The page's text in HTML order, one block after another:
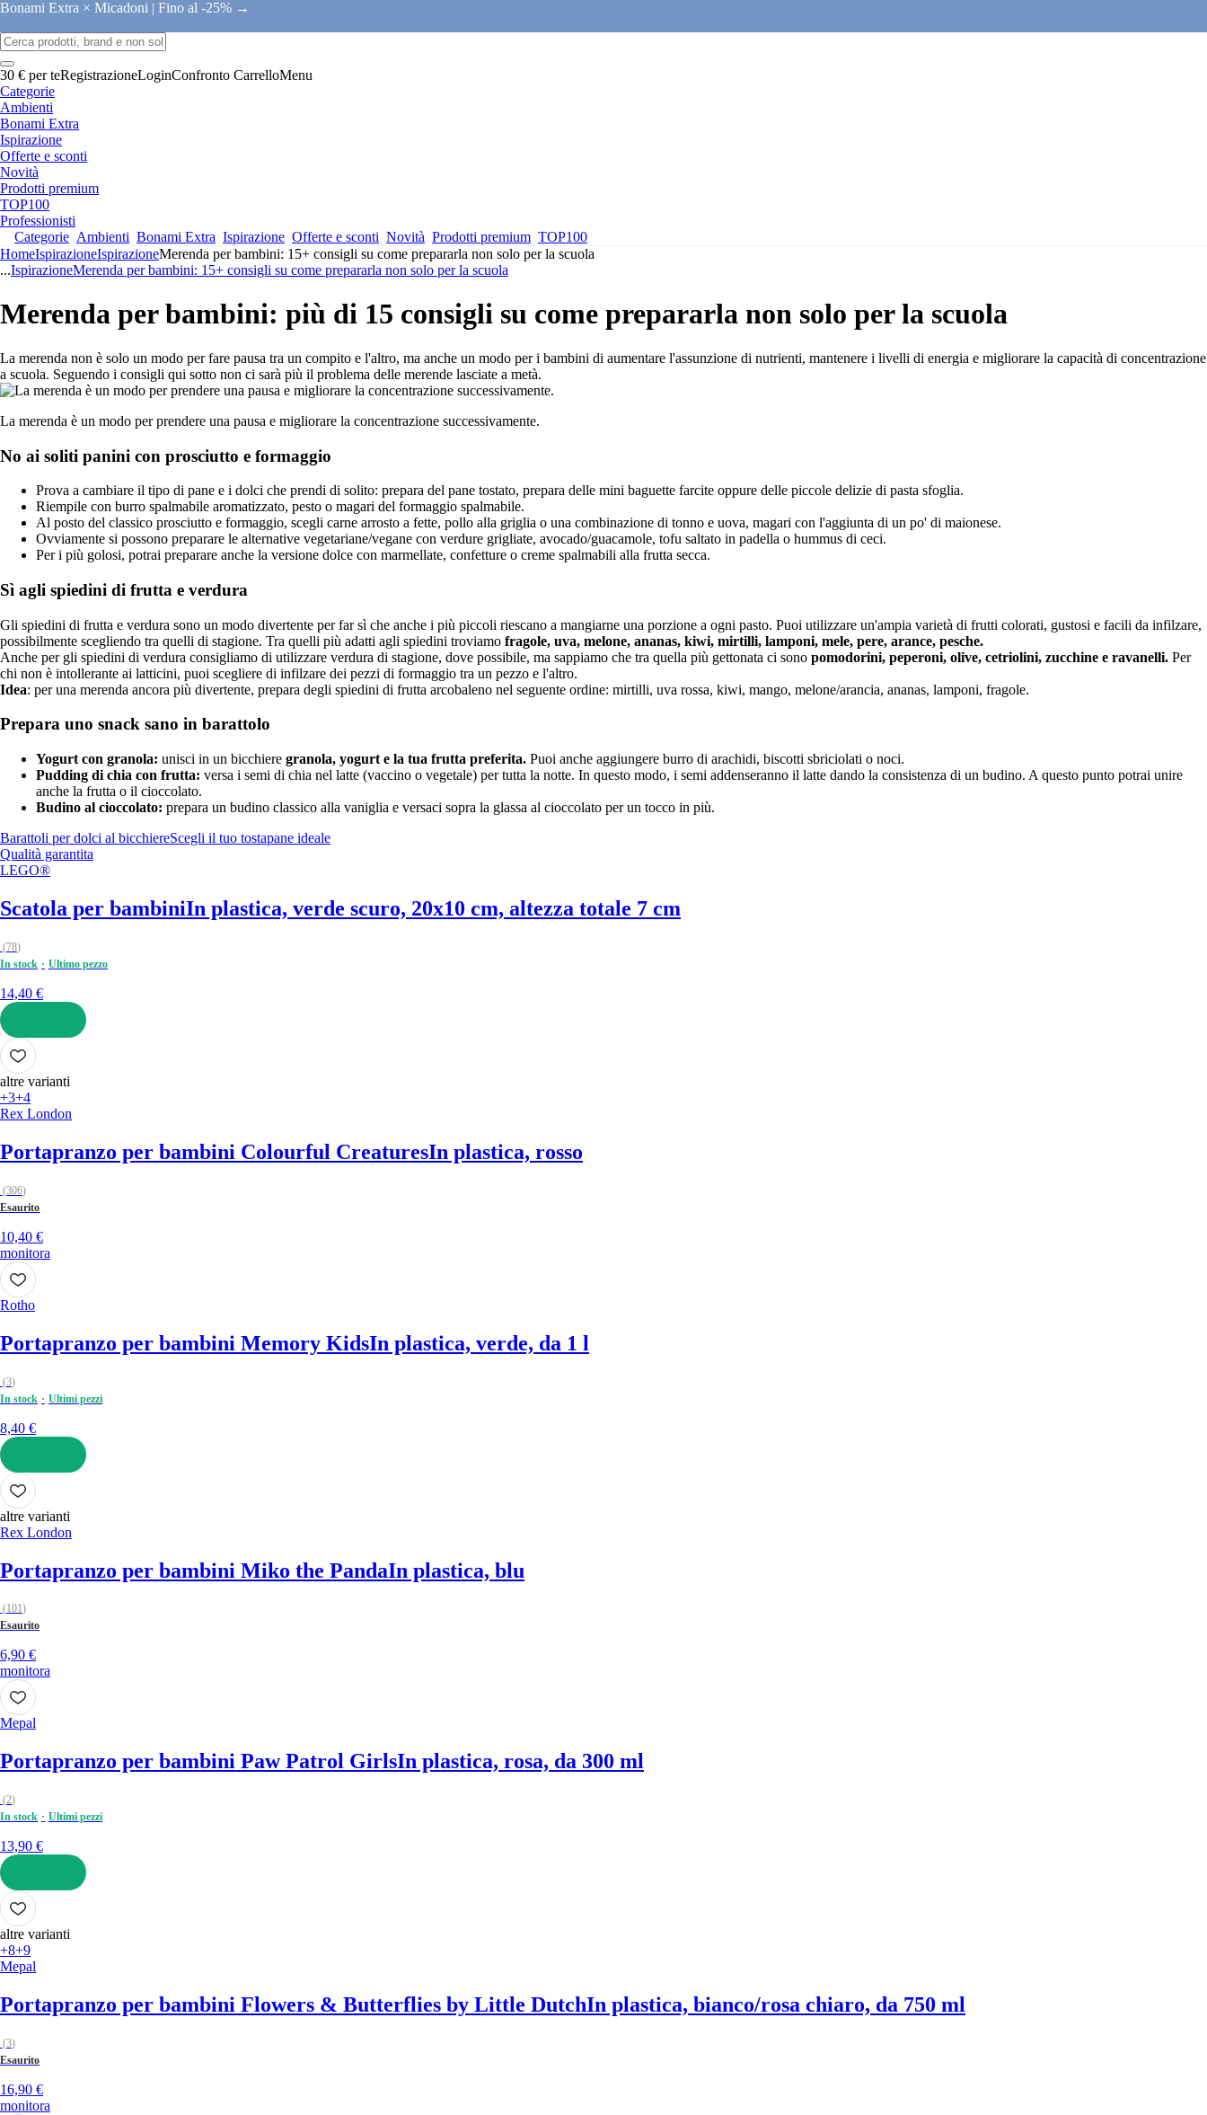
Bonami Extra × Micadoni | Fino al -25% →
30 € per teRegistrazioneLoginConfronto CarrelloMenu
Categorie
Ambienti
Bonami Extra
Ispirazione
Offerte e sconti
Novità
Prodotti premium
TOP100
Professionisti
Categorie Ambienti Bonami Extra Ispirazione Offerte e sconti Novità Prodotti premium TOP100
HomeIspirazioneIspirazioneMerenda per bambini: 15+ consigli su come prepararla non solo per la scuola
...IspirazioneMerenda per bambini: 15+ consigli su come prepararla non solo per la scuola
Merenda per bambini: più di 15 consigli su come prepararla non solo per la scuola
La merenda non è solo un modo per fare pausa tra un compito e l'altro, ma anche un modo per i bambini di aumentare l'assunzione di nutrienti, mantenere i livelli di energia e migliorare la capacità di concentrazione
a scuola. Seguendo i consigli qui sotto non ci sarà più il problema delle merende lasciate a metà.
La merenda è un modo per prendere una pausa e migliorare la concentrazione successivamente.
No ai soliti panini con prosciutto e formaggio
Prova a cambiare il tipo di pane e i dolci che prendi di solito: prepara del pane tostato, prepara delle mini baguette farcite oppure delle piccole delizie di pasta sfoglia.
Riempile con burro spalmabile aromatizzato, pesto o magari del formaggio spalmabile.
Al posto del classico prosciutto e formaggio, scegli carne arrosto a fette, pollo alla griglia o una combinazione di tonno e uova, magari con l'aggiunta di un po' di maionese.
Ovviamente si possono preparare le alternative vegetariane/vegane con verdure grigliate, avocado/guacamole, tofu saltato in padella o hummus di ceci.
Per i più golosi, potrai preparare anche la versione dolce con marmellate, confetture o creme spalmabili alla frutta secca.
Sì agli spiedini di frutta e verdura
Gli spiedini di frutta e verdura sono un modo divertente per far sì che anche i più piccoli riescano a mangiarne una porzione a ogni pasto. Puoi utilizzare un'ampia varietà di frutti colorati, gustosi e facili da infilzare,
possibilmente scegliendo tra quelli di stagione. Tra quelli più adatti agli spiedini troviamo fragole, uva, melone, ananas, kiwi, mirtilli, lamponi, mele, pere, arance, pesche.
Anche per gli spiedini di verdura consigliamo di utilizzare verdura di stagione, dove possibile, ma sappiamo che tra quella più gettonata ci sono pomodorini, peperoni, olive, cetriolini, zucchine e ravanelli. Per
chi non è intollerante ai latticini, puoi scegliere di infilzare dei pezzi di formaggio tra un pezzo e l'altro.
Idea: per una merenda ancora più divertente, prepara degli spiedini di frutta arcobaleno nel seguente ordine: mirtilli, uva rossa, kiwi, mango, melone/arancia, ananas, lamponi, fragole.
Prepara uno snack sano in barattolo
Yogurt con granola: unisci in un bicchiere granola, yogurt e la tua frutta preferita. Puoi anche aggiungere burro di arachidi, biscotti sbriciolati o noci.
Pudding di chia con frutta: versa i semi di chia nel latte (vaccino o vegetale) per tutta la notte. In questo modo, i semi addenseranno il latte dando la consistenza di un budino. A questo punto potrai unire
anche la frutta o il cioccolato.
Budino al cioccolato: prepara un budino classico alla vaniglia e versaci sopra la glassa al cioccolato per un tocco in più.
Barattoli per dolci al bicchiereScegli il tuo tostapane ideale
Qualità garantita
LEGO®
Scatola per bambiniIn plastica, verde scuro, 20x10 cm, altezza totale 7 cm
(78)
In stock
Ultimo pezzo
14,40 €
AGGIUNGI
altre varianti
+3+4
Rex London
Portapranzo per bambini Colourful CreaturesIn plastica, rosso
(306)
Esaurito
10,40 €
monitora
Rotho
Portapranzo per bambini Memory KidsIn plastica, verde, da 1 l
(3)
In stock
Ultimi pezzi
8,40 €
AGGIUNGI
altre varianti
Rex London
Portapranzo per bambini Miko the PandaIn plastica, blu
(101)
Esaurito
6,90 €
monitora
Mepal
Portapranzo per bambini Paw Patrol GirlsIn plastica, rosa, da 300 ml
(2)
In stock
Ultimi pezzi
13,90 €
AGGIUNGI
altre varianti
+8+9
Mepal
Portapranzo per bambini Flowers & Butterflies by Little DutchIn plastica, bianco/rosa chiaro, da 750 ml
(3)
Esaurito
16,90 €
monitora